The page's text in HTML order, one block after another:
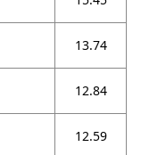
13.74
12.84
12.59